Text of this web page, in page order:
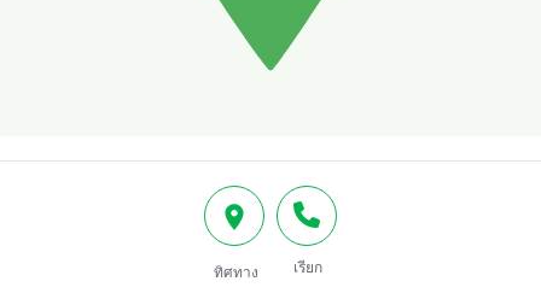
ทิศทาง เรียก